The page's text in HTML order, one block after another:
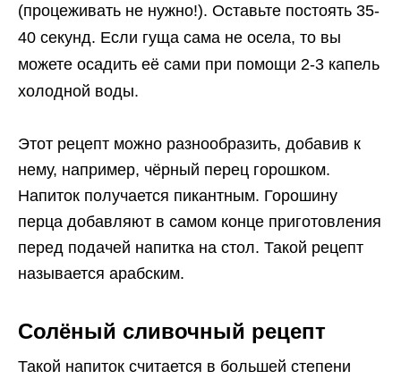
(процеживать не нужно!). Оставьте постоять 35-
40 секунд. Если гуща сама не осела, то вы
можете осадить её сами при помощи 2-3 капель
холодной воды.
Этот рецепт можно разнообразить, добавив к
нему, например, чёрный перец горошком.
Напиток получается пикантным. Горошину
перца добавляют в самом конце приготовления
перед подачей напитка на стол. Такой рецепт
называется арабским.
Солёный сливочный рецепт
Такой напиток считается в большей степени